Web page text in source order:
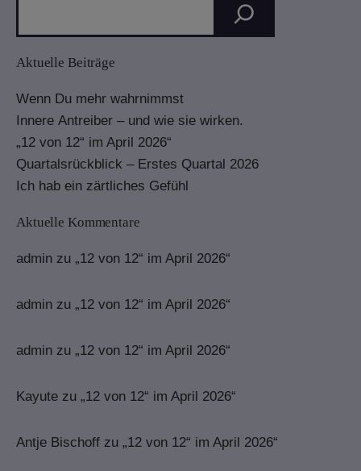
Aktuelle Beiträge
Wenn Du mehr wahrnimmst
Innere Antreiber – und wie sie wirken.
„12 von 12“ im April 2026“
Quartalsrückblick – Erstes Quartal 2026
Ich hab ein zärtliches Gefühl
Aktuelle Kommentare
admin zu „12 von 12“ im April 2026“
admin zu „12 von 12“ im April 2026“
admin zu „12 von 12“ im April 2026“
Kayute zu „12 von 12“ im April 2026“
Antje Bischoff zu „12 von 12“ im April 2026“